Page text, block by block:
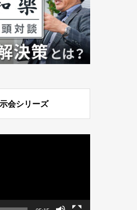
会シリーズ